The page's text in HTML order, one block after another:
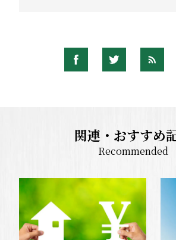
関連・おすすめ
Recommended